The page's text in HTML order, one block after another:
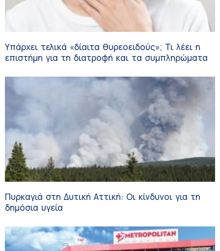
Υπάρχει τελικά «δίαιτα θυρεοειδούς»; Τι λέει η
επιστήμη για τη διατροφή και τα συμπληρώματα
Πυρκαγιά στη Δυτική Αττική: Οι κίνδυνοι για τη
δημόσια υγεία